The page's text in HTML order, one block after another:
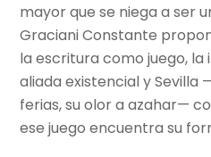
mayor que se niega a ser
Graciani Constante
la escritura como juego,
aliada existencial y Sevilla
ferias, su olor a azahar—
ese juego encuentra su